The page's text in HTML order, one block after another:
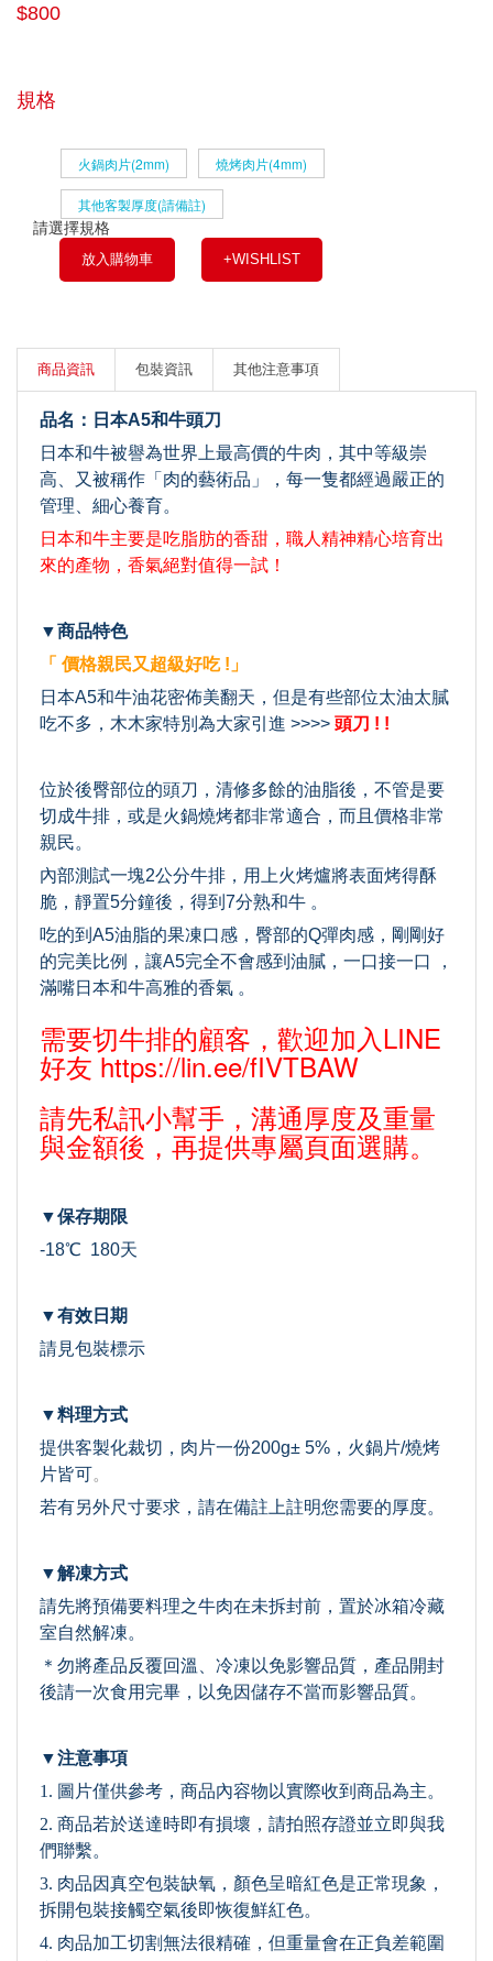
$800
規格
火鍋肉片(2mm) 燒烤肉片(4mm)
其他客製厚度(請備註)
請選擇規格
放入購物車 +WISHLIST
商品資訊 包裝資訊 其他注意事項
品名：日本A5和牛頭刀
日本和牛被譽為世界上最高價的牛肉，其中等級崇
高、又被稱作「肉的藝術品」，每一隻都經過嚴正的
管理、細心養育。
日本和牛主要是吃脂肪的香甜，職人精神精心培育出
來的產物，香氣絕對值得一試！
▼商品特色
「 價格親民又超級好吃 !」
日本A5和牛油花密佈美翻天，但是有些部位太油太膩
吃不多，木木家特別為大家引進 >>>> 頭刀 ! !
位於後臀部位的頭刀，清修多餘的油脂後，不管是要
切成牛排，或是火鍋燒烤都非常適合，而且價格非常
親民。
內部測試一塊2公分牛排，用上火烤爐將表面烤得酥
脆，靜置5分鐘後，得到7分熟和牛 。
吃的到A5油脂的果凍口感，臀部的Q彈肉感，剛剛好
的完美比例，讓A5完全不會感到油膩，一口接一口 ，
滿嘴日本和牛高雅的香氣 。
需要切牛排的顧客，歡迎加入LINE
好友https://lin.ee/fIVTBAW
請先私訊小幫手，溝通厚度及重量
與金額後，再提供專屬頁面選購。
▼保存期限
-18℃ 180天
▼有效日期
請見包裝標示
▼料理方式
提供客製化裁切，肉片一份200g± 5%，火鍋片/燒烤
片皆可。
若有另外尺寸要求，請在備註上註明您需要的厚度。
▼解凍方式
請先將預備要料理之牛肉在未拆封前，置於冰箱冷藏
室自然解凍。
＊勿將產品反覆回溫、冷凍以免影響品質，產品開封
後請一次食用完畢，以免因儲存不當而影響品質。
▼注意事項
1. 圖片僅供參考，商品內容物以實際收到商品為主。
2. 商品若於送達時即有損壞，請拍照存證並立即與我
們聯繫。
3. 肉品因真空包裝缺氧，顏色呈暗紅色是正常現象 ，
拆開包裝接觸空氣後即恢復鮮紅色。
4. 肉品加工切割無法很精確，但重量會在正負差範圍